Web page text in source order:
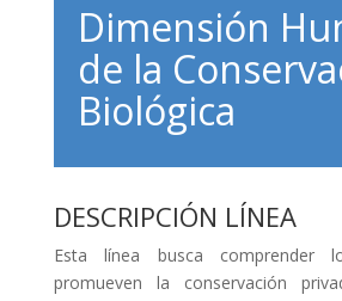
Dimensión
de la
Biológica
DESCRIPCIÓN LÍNEA
Esta línea busca comprender
promueven la conservación